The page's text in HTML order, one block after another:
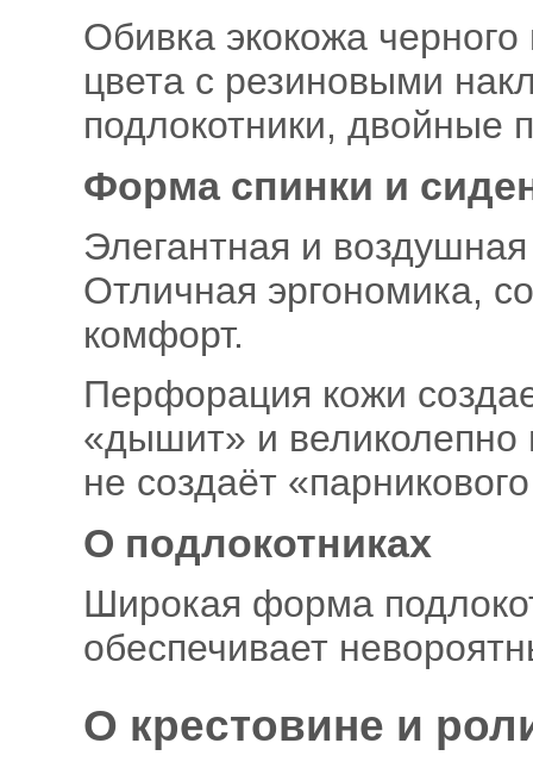
Обивка экокожа черного
цвета с резиновыми
подлокотники, двойные
Форма спинки и
Элегантная и
Отличная эргономика,
комфорт.
Перфорация кожи
«дышит» и великолепно
не создаёт
О подлокотниках
Широкая форма
обеспечивает
О крестовине и